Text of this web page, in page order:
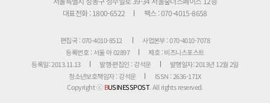
대표전화 : 1800-6522
팩스 : 070-4015-8658
편집국 : 070-4010-8512
사업본부 : 070-4010-7078
등록번호 : 서울 아 02897
제호 : 비즈니스포스트
등록일: 2013.11.13
발행·편집인 : 강석운
발행일자: 2013년 12월 2일
청소년보호책임자 : 강석운
ISSN : 2636-171X
Copyright ⓒBUSINESSPOST. All rights reserved.